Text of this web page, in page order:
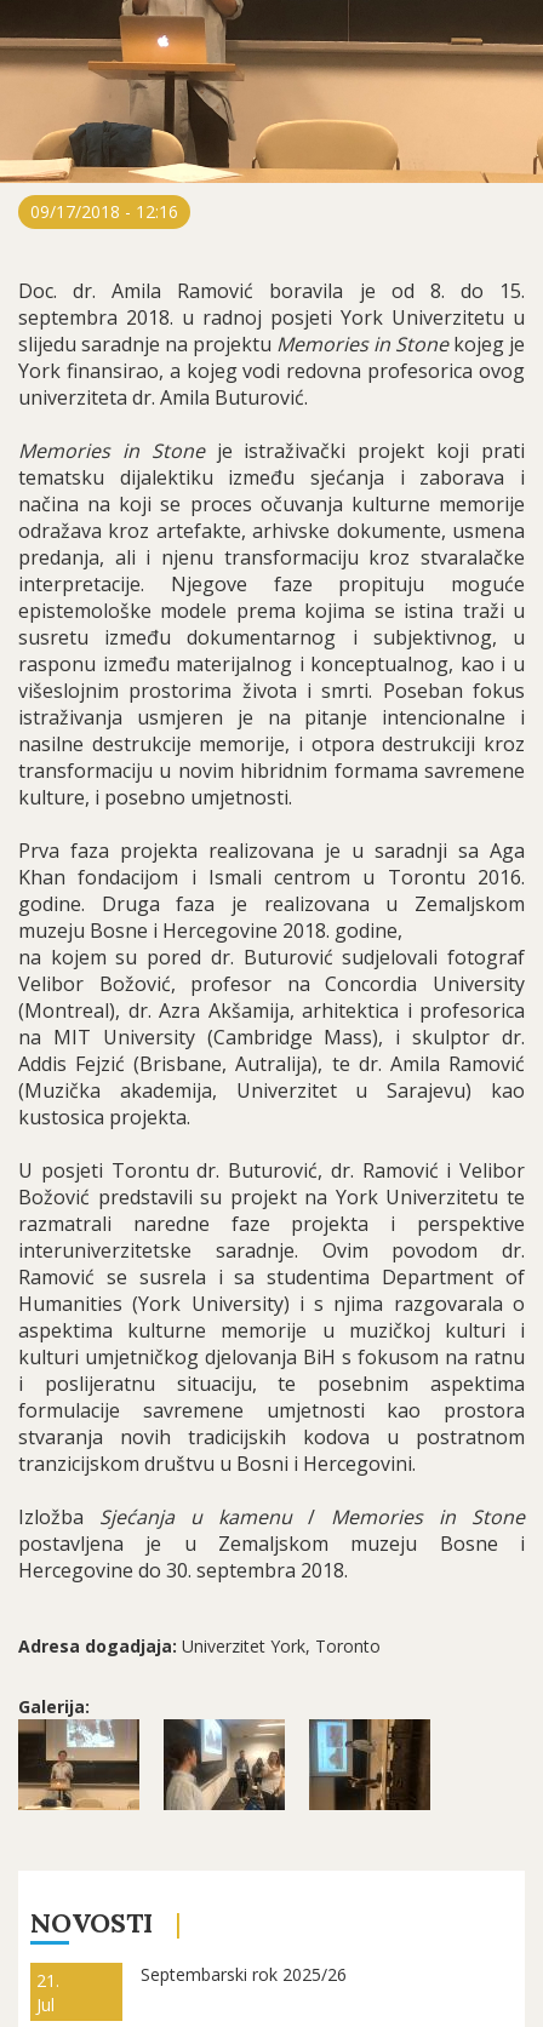
09/17/2018 - 12:16
Doc. dr. Amila Ramović boravila je od 8. do 15.
septembra 2018. u radnoj posjeti York Univerzitetu u
slijedu saradnje na projektu Memories in Stonekojeg je
York finansirao, a kojeg vodi redovna profesorica ovog
univerziteta dr. Amila Buturović.
Memories in Stoneje istraživački projekt koji prati
tematsku dijalektiku između sjećanja i zaborava i
načina na koji se proces očuvanja kulturne memorije
odražava kroz artefakte, arhivske dokumente, usmena
predanja, ali i njenu transformaciju kroz stvaralačke
interpretacije. Njegove faze propituju moguće
epistemološke modele prema kojima se istina traži u
susretu između dokumentarnog i subjektivnog, u
rasponu između materijalnog i konceptualnog, kao i u
višeslojnim prostorima života i smrti. Poseban fokus
istraživanja usmjeren je na pitanje intencionalne i
nasilne destrukcije memorije, i otpora destrukciji kroz
transformaciju u novim hibridnim formama savremene
kulture, i posebno umjetnosti.
Prva faza projekta realizovana je u saradnji sa Aga
Khan fondacijom i Ismali centrom u Torontu 2016.
godine. Druga faza je realizovana u Zemaljskom
muzeju Bosne i Hercegovine 2018. godine,
na kojem su pored dr. Buturović sudjelovali fotograf
Velibor Božović, profesor na Concordia University
(Montreal), dr. Azra Akšamija, arhitektica i profesorica
na MIT University (Cambridge Mass), i skulptor dr.
Addis Fejzić (Brisbane, Autralija), te dr. Amila Ramović
(Muzička akademija, Univerzitet u Sarajevu) kao
kustosica projekta.
U posjeti Torontu dr. Buturović, dr. Ramović i Velibor
Božović predstavili su projekt na York Univerzitetu te
razmatrali naredne faze projekta i perspektive
interuniverzitetske saradnje. Ovim povodom dr.
Ramović se susrela i sa studentima Department of
Humanities (York University) i s njima razgovarala o
aspektima kulturne memorije u muzičkoj kulturi i
kulturi umjetničkog djelovanja BiH s fokusom na ratnu
i poslijeratnu situaciju, te posebnim aspektima
formulacije savremene umjetnosti kao prostora
stvaranja novih tradicijskih kodova u postratnom
tranzicijskom društvu u Bosni i Hercegovini.
Izložba Sjećanja u kamenu/ Memories in Stone
postavljena je u Zemaljskom muzeju Bosne i
Hercegovine do 30. septembra 2018.
Adresa dogadjaja: Univerzitet York, Toronto
Galerija:
NOVOSTI
21.
Jul
Septembarski rok 2025/26